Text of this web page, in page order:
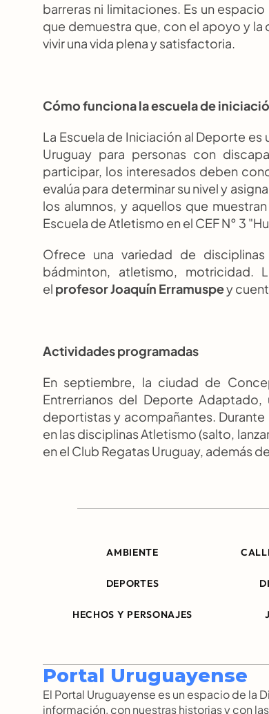
barreras ni limitaciones. Es un
que demuestra que, con el apoyo y
vivir una vida plena y satisfactoria.
Cómo funciona la escuela de
La Escuela de Iniciación al Deporte
Uruguay para personas con
participar, los interesados deben
evalúa para determinar su nivel y
los alumnos, y aquellos que
Escuela de Atletismo en el CEF N° 3
Ofrece una variedad de
bádminton, atletismo, motricidad.
el profesor Joaquín Erramuspe y
Actividades programadas
En septiembre, la ciudad de
Entrerrianos del Deporte
deportistas y acompañantes.
en las disciplinas Atletismo (salto,
en el Club Regatas Uruguay, además
AMBIENTE
DEPORTES
HECHOS Y PERSONAJES
Portal Uruguayense
El Portal Uruguayense es un espacio de
información, con nuestras historias y con